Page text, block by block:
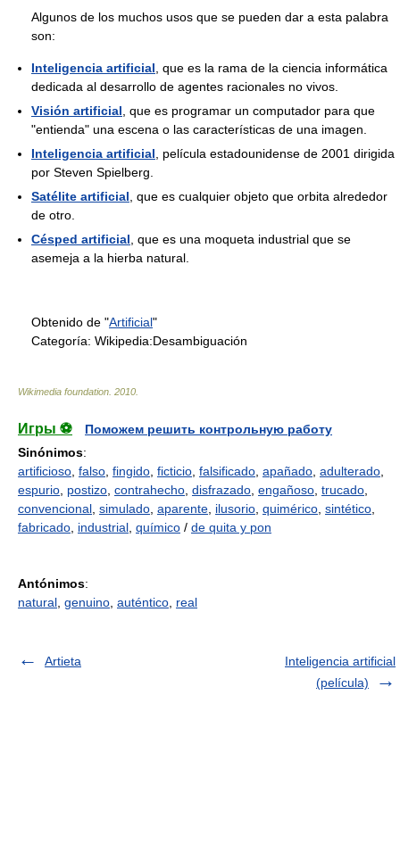
Algunos de los muchos usos que se pueden dar a esta palabra
son:
Inteligencia artificial , que es la rama de la ciencia informática
dedicada al desarrollo de agentes racionales no vivos.
Visión artificial , que es programar un computador para que
"entienda" una escena o las características de una imagen.
Inteligencia artificial , película estadounidense de 2001 dirigida
por Steven Spielberg.
Satélite artificial , que es cualquier objeto que orbita alrededor
de otro.
Césped artificial , que es una moqueta industrial que se
asemeja a la hierba natural.
Obtenido de "Artificial"
Categoría: Wikipedia:Desambiguación
Wikimedia foundation 2010
Игры ⚽
Поможем решить контрольную работу
Sinónimos:
artificioso falso fingido ficticio falsificado apañado adulterado
espurio postizo contrahecho disfrazado engañoso trucado
convencional simulado aparente ilusorio quimérico sintético
fabricado industrial químico / de quita y pon
Antónimos:
natural genuino auténtico real
Artieta
Inteligencia artificial
(película)